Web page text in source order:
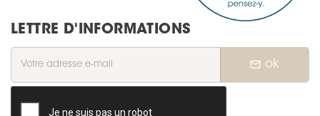
LETTRE D'INFORMATIONS
mail_outline ok